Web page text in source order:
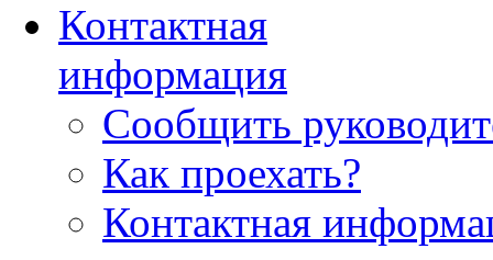
Контактная
информация
Сообщить
Как проехать?
Контактная